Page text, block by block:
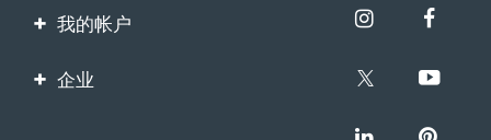
联系我们
我的帐户
产品注册
企业